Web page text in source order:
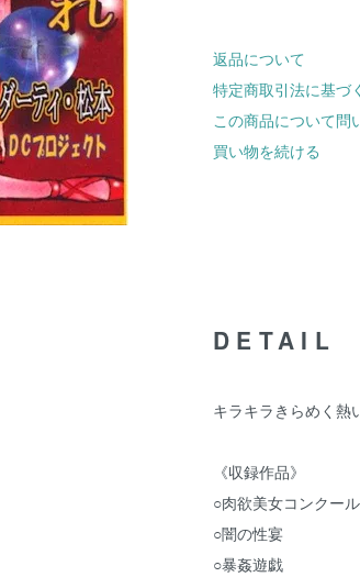
返品について
特定商取引法に基づ
この商品について問
買い物を続ける
DETAIL
キラキラきらめく熱
《収録作品》
○肉欲美女コンクール
○闇の性宴
○暴姦遊戯